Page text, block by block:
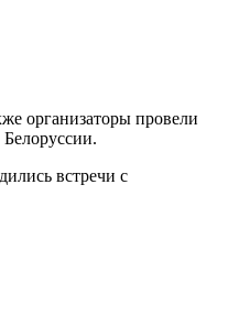
организаторы провели
встречи с